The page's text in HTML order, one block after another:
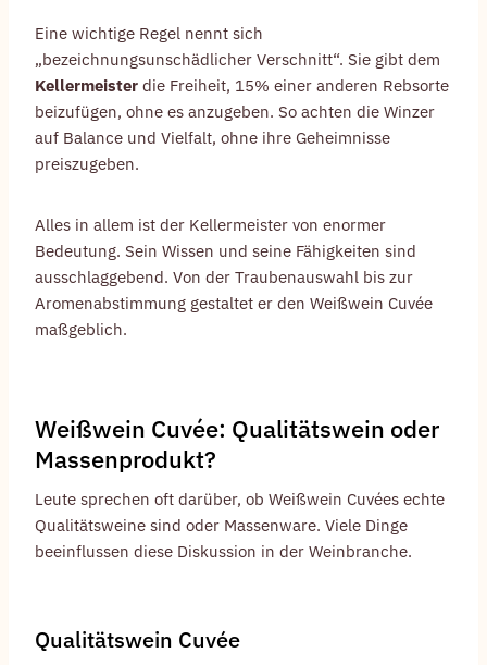
Eine wichtige Regel nennt sich
„bezeichnungsunschädlicher Verschnitt“. Sie gibt dem
Kellermeister die Freiheit, 15% einer anderen Rebsorte
beizufügen, ohne es anzugeben. So achten die Winzer
auf Balance und Vielfalt, ohne ihre Geheimnisse
preiszugeben.
Alles in allem ist der Kellermeister von enormer
Bedeutung. Sein Wissen und seine Fähigkeiten sind
ausschlaggebend. Von der Traubenauswahl bis zur
Aromenabstimmung gestaltet er den Weißwein Cuvée
maßgeblich.
Weißwein Cuvée: Qualitätswein oder
Massenprodukt?
Leute sprechen oft darüber, ob Weißwein Cuvées echte
Qualitätsweine sind oder Massenware. Viele Dinge
beeinflussen diese Diskussion in der Weinbranche.
Qualitätswein Cuvée